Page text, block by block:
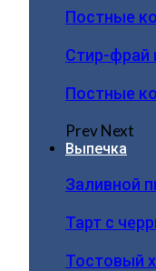
Постные
Стир-фрай
Постные
PrevNext
Выпечка
Заливной
Тарт с
Тостовый